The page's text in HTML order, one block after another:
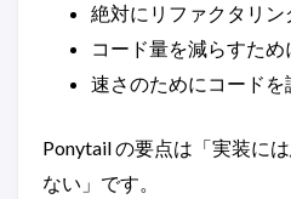
絶対にリファクタリン
コード量を減らすた
速さのためにコードを
Ponytail の要点は「実装に
ない」です。